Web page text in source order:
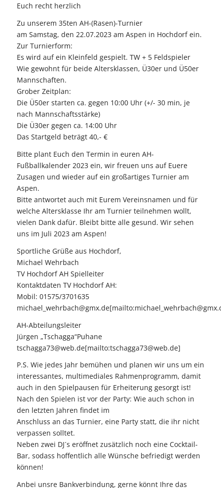
Euch recht herzlich
Zu unserem 35ten AH-(Rasen)-Turnier
am Samstag, den 22.07.2023 am Aspen in Hochdorf ein.
Zur Turnierform:
Es wird auf ein Kleinfeld gespielt. TW + 5 Feldspieler
Wie gewohnt für beide Altersklassen, Ü30er und Ü50er
Mannschaften.
Grober Zeitplan:
Die Ü50er starten ca. gegen 10:00 Uhr (+/- 30 min, je
nach Mannschaftsstärke)
Die Ü30er gegen ca. 14:00 Uhr
Das Startgeld beträgt 40,- €
Bitte plant Euch den Termin in euren AH-
Fußballkalender 2023 ein, wir freuen uns auf Euere
Zusagen und wieder auf ein großartiges Turnier am
Aspen.
Bitte antwortet auch mit Eurem Vereinsnamen und für
welche Altersklasse Ihr am Turnier teilnehmen wollt,
vielen Dank dafür. Bleibt bitte alle gesund. Wir sehen
uns im Juli 2023 am Aspen!
Sportliche Grüße aus Hochdorf,
Michael Wehrbach
TV Hochdorf AH Spielleiter
Kontaktdaten TV Hochdorf AH:
Mobil: 01575/3701635
AH-Abteilungsleiter
Jürgen „Tschagga“Puhane
tschagga73@web.de[mailto:tschagga73@web.de]
P.S. Wie jedes Jahr bemühen und planen wir uns um ein
interessantes, multimediales Rahmenprogramm, damit
auch in den Spielpausen für Erheiterung gesorgt ist!
Nach den Spielen ist vor der Party: Wie auch schon in
den letzten Jahren findet im
Anschluss an das Turnier, eine Party statt, die ihr nicht
verpassen solltet.
Neben zwei DJ´s eröffnet zusätzlich noch eine Cocktail-
Bar, sodass hoffentlich alle Wünsche befriedigt werden
können!
Anbei unsre Bankverbindung, gerne könnt Ihre das